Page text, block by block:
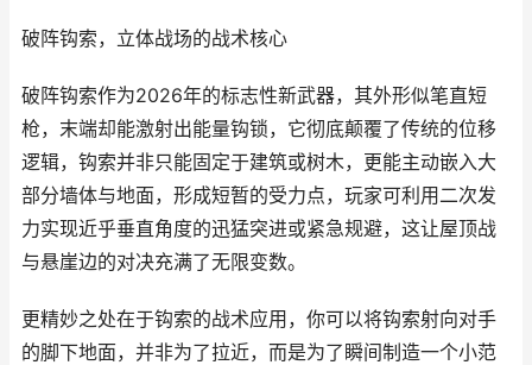
破阵钩索，立体战场的战术核心
破阵钩索作为2026年的标志性新武器，其外形似笔直短
枪，末端却能激射出能量钩锁，它彻底颠覆了传统的位移
逻辑，钩索并非只能固定于建筑或树木，更能主动嵌入大
部分墙体与地面，形成短暂的受力点，玩家可利用二次发
力实现近乎垂直角度的迅猛突进或紧急规避，这让屋顶战
与悬崖边的对决充满了无限变数。
更精妙之处在于钩索的战术应用，你可以将钩索射向对手
的脚下地面，并非为了拉近，而是为了瞬间制造一个小范